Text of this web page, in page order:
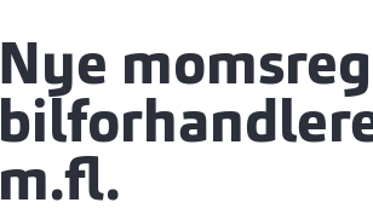
Nye
m.fl.